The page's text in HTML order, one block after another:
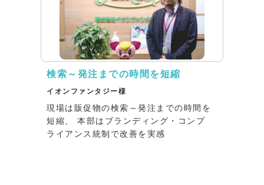
検索～発注までの時間を短縮
イオンファンタジー様
現場は販促物の検索～発注までの時間を
短縮、 本部はブランディング・コンプ
ライアンス統制で改善を実感